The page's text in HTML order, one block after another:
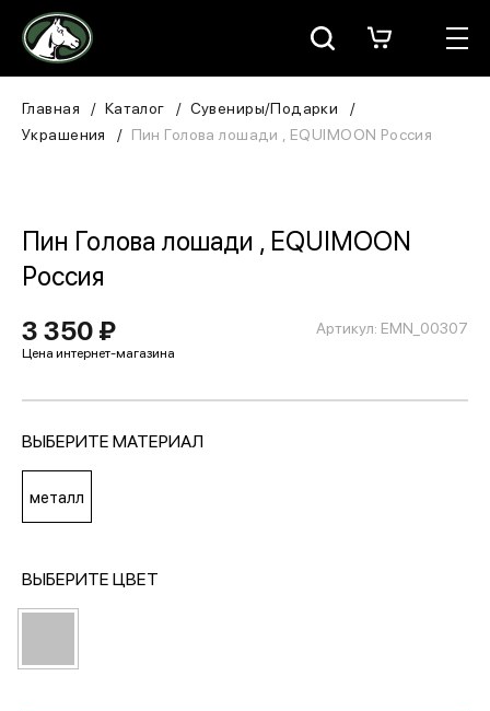
Москва
В конюшню
Для собаки
Главная Каталог
Сувениры/Подарки
Украшения
Пин Голова лошади , EQUIMOON Россия
Пин Голова лошади , EQUIMOON
Россия
Артикул: EMN_00307
3 350 ₽
ВЫБЕРИТЕ МАТЕРИАЛ
металл
ВЫБЕРИТЕ ЦВЕТ